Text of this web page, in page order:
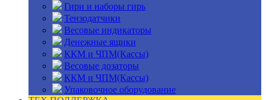
Гири и наборы гирь
Тензодатчики
Весовые индикаторы
Денежные ящики
ККМ и ЧПМ(Кассы)
Весовые дозаторы
ККМ и ЧПМ(Кассы)
Упаковочное оборудование